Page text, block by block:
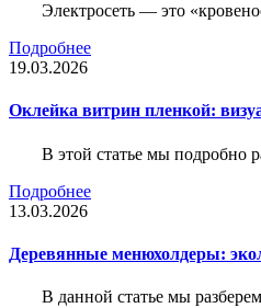
Электросеть — это
Подробнее
19.03.2026
Оклейка витрин пленкой:
В этой статье мы подробно
Подробнее
13.03.2026
Деревянные менюхолдеры:
В данной статье мы